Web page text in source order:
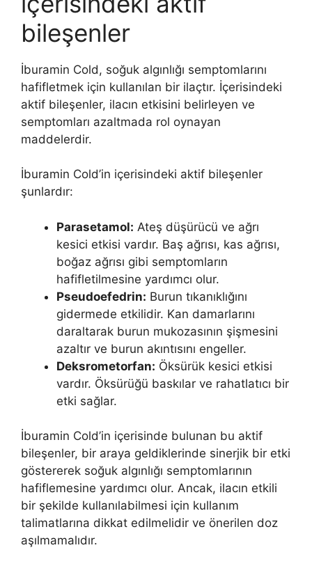
bileşenler
İburamin Cold, soğuk algınlığı semptomlarını
hafifletmek için kullanılan bir ilaçtır. İçerisindeki
aktif bileşenler, ilacın etkisini belirleyen ve
semptomları azaltmada rol oynayan
maddelerdir.
İburamin Cold’in içerisindeki aktif bileşenler
şunlardır:
Parasetamol: Ateş düşürücü ve ağrı
kesici etkisi vardır. Baş ağrısı, kas ağrısı,
boğaz ağrısı gibi semptomların
hafifletilmesine yardımcı olur.
Pseudoefedrin: Burun tıkanıklığını
gidermede etkilidir. Kan damarlarını
daraltarak burun mukozasının şişmesini
azaltır ve burun akıntısını engeller.
Deksrometorfan: Öksürük kesici etkisi
vardır. Öksürüğü baskılar ve rahatlatıcı bir
etki sağlar.
İburamin Cold’in içerisinde bulunan bu aktif
bileşenler, bir araya geldiklerinde sinerjik bir etki
göstererek soğuk algınlığı semptomlarının
hafiflemesine yardımcı olur. Ancak, ilacın etkili
bir şekilde kullanılabilmesi için kullanım
talimatlarına dikkat edilmelidir ve önerilen doz
aşılmamalıdır.